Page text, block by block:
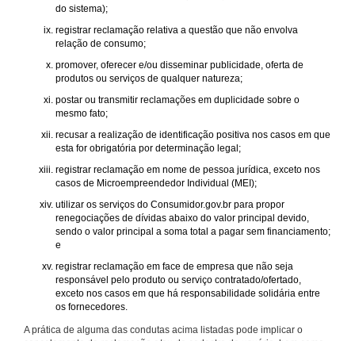
do sistema);
registrar reclamação relativa a questão que não envolva
relação de consumo;
promover, oferecer e/ou disseminar publicidade, oferta de
produtos ou serviços de qualquer natureza;
postar ou transmitir reclamações em duplicidade sobre o
mesmo fato;
recusar a realização de identificação positiva nos casos em que
esta for obrigatória por determinação legal;
registrar reclamação em nome de pessoa jurídica, exceto nos
casos de Microempreendedor Individual (MEI);
utilizar os serviços do Consumidor.gov.br para propor
renegociações de dívidas abaixo do valor principal devido,
sendo o valor principal a soma total a pagar sem financiamento;
e
registrar reclamação em face de empresa que não seja
responsável pelo produto ou serviço contratado/ofertado,
exceto nos casos em que há responsabilidade solidária entre
os fornecedores.
A prática de alguma das condutas acima listadas pode implicar o